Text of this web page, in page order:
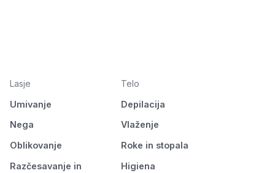
Lasje
Umivanje
Nega
Oblikovanje
Razčesavanje in
Telo
Depilacija
Vlaženje
Roke in stopala
Higiena